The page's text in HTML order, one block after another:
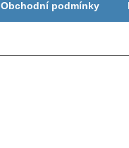
Obchodní podmínky